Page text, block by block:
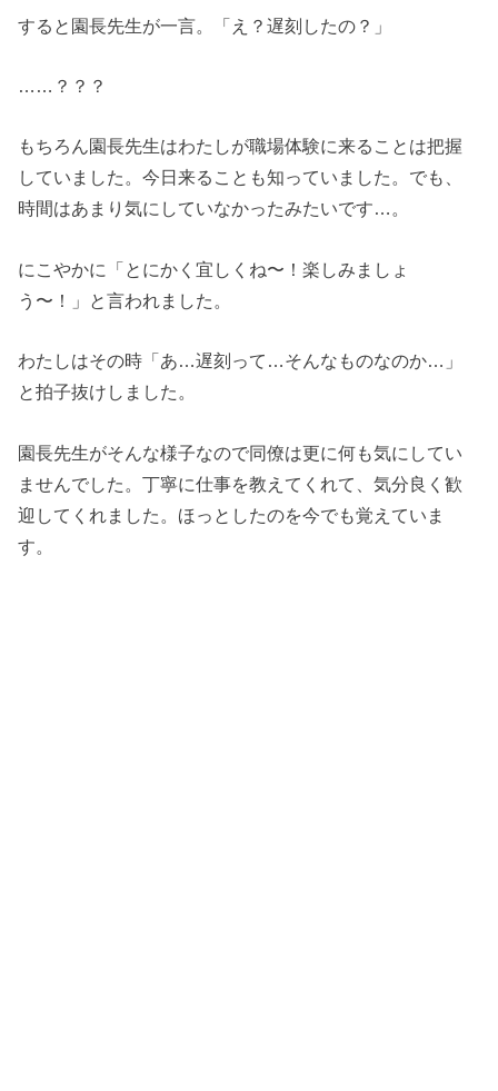
すると園長先生が一言。「え？遅刻したの？」
……？？？
もちろん園長先生はわたしが職場体験に来ることは把握
していました。今日来ることも知っていました。でも、
時間はあまり気にしていなかったみたいです…。
にこやかに「とにかく宜しくね〜！楽しみましょ
う〜！」と言われました。
わたしはその時「あ…遅刻って…そんなものなのか…」
と拍子抜けしました。
園長先生がそんな様子なので同僚は更に何も気にしてい
ませんでした。丁寧に仕事を教えてくれて、気分良く歓
迎してくれました。ほっとしたのを今でも覚えていま
す。